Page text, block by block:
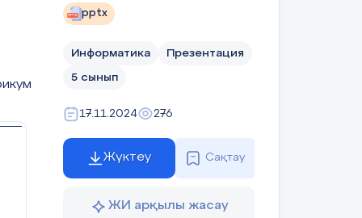
pptx
Информатика Презентация
5 сынып
17.11.2024 276
Жүктеу Сақтау
ЖИ арқылы жасау